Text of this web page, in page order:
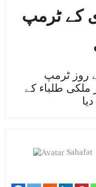
کے ٹرمپ
روز ٹرمپ
ملکی طلباء کے
Sahafat